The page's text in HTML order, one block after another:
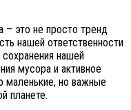
– это не просто тренд
нашей ответственности
нашей
мусора и активное
маленькие, но важные
планете.